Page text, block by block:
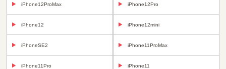
iPhone12ProMax iPhone12Pro
iPhone12 iPhone12mini
iPhoneSE2 iPhone11ProMax
iPhone11Pro iPhone11